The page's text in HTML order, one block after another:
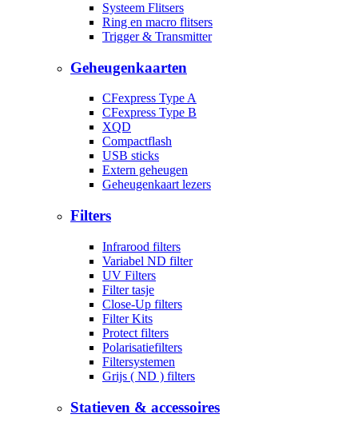
Systeem Flitsers
Ring en macro flitsers
Trigger & Transmitter
Geheugenkaarten
CFexpress Type A
CFexpress Type B
XQD
Compactflash
USB sticks
Extern geheugen
Geheugenkaart lezers
Filters
Infrarood filters
Variabel ND filter
UV Filters
Filter tasje
Close-Up filters
Filter Kits
Protect filters
Polarisatiefilters
Filtersystemen
Grijs ( ND ) filters
Statieven & accessoires